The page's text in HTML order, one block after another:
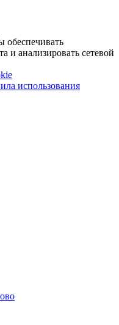
и анализировать сетевой
использования